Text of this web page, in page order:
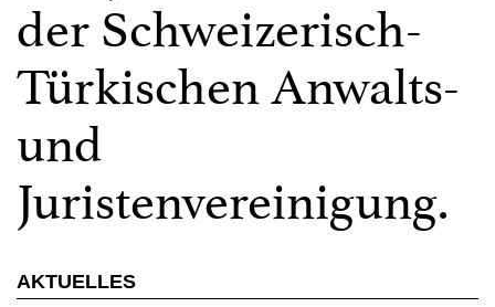
der Schweizerisch-
Türkischen Anwalts-
und
Juristenvereinigung.
AKTUELLES